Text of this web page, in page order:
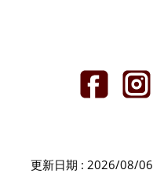
更新日期 : 2026/08/06